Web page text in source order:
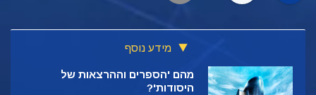
מידע נוסף
מהם 'הספרים וההרצאות של
היסודות'?